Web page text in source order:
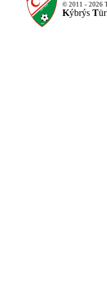
© 2011 - 2026
Kýbrýs T